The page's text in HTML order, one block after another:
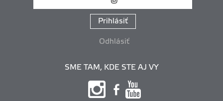
Prihlásiť
Odhlásiť
SME TAM, KDE STE AJ VY